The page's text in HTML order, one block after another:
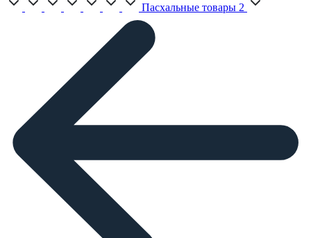
Пасхальные товары 2